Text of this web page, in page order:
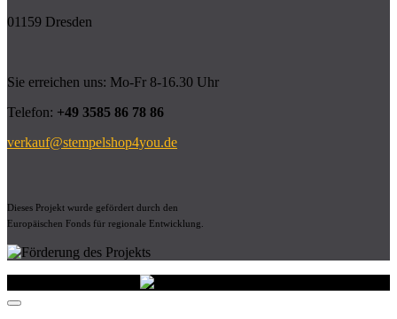
01159 Dresden
Sie erreichen uns: Mo-Fr 8-16.30 Uhr
Telefon: +49 3585 86 78 86
verkauf@stempelshop4you.de
Dieses Projekt wurde gefördert durch den
Europäischen Fonds für regionale Entwicklung.